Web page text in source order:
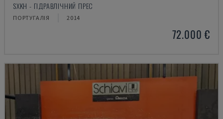
SXKH - ГІДРАВЛІЧНИЙ ПРЕС
ПОРТУГАЛІЯ 2014
72.000 €